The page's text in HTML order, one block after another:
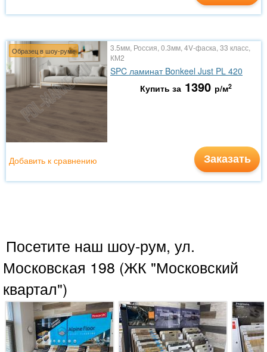
Образец в шоу-руме
3.5мм, Россия, 0.3мм, 4V-фаска, 33 класс,
КМ2
SPC ламинат Bonkeel Just PL 420
Купить за 1390 р/м2
Заказать
Добавить к сравнению
Посетите наш шоу-рум, ул.
Московская 198 (ЖК "Московский
квартал")